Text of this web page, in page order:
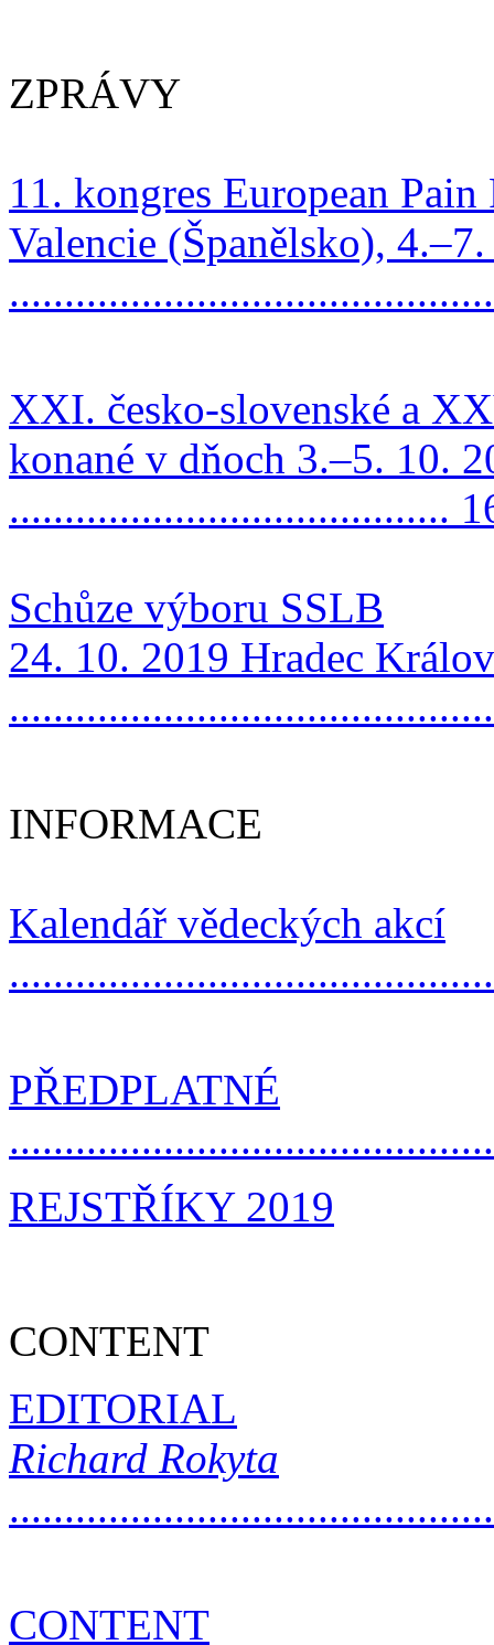
ZPRÁVY
11. kongres European
Valencie (Španělsko),
XXI. česko-slovenské a
konané v dňoch 3.–5. 10.
........................................
Schůze výboru SSLB
24. 10. 2019 Hradec
INFORMACE
Kalendář vědeckých akcí
PŘEDPLATNÉ
REJSTŘÍKY 2019
CONTENT
EDITORIAL
Richard Rokyta
CONTENT